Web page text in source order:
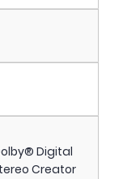
Digital
Creator